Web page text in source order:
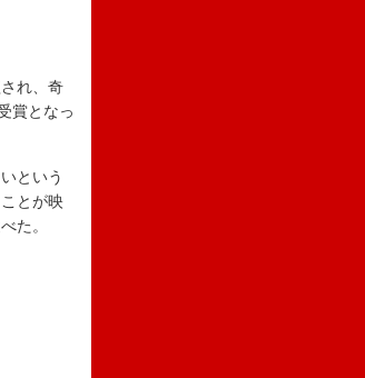
れ、奇
賞となっ
という
とが映
た。